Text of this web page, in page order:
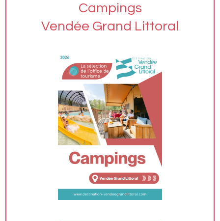
Campings
Vendée Grand Littoral